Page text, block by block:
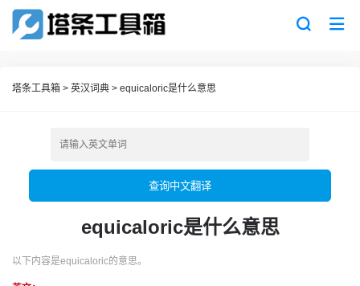
塔条工具箱 > 英汉词典 > equicaloric是什么意思
查询中文翻译
equicaloric是什么意思
以下内容是equicaloric的意思。